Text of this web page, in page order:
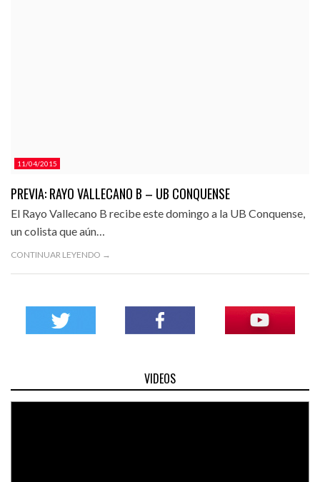
11/04/2015
PREVIA: RAYO VALLECANO B – UB CONQUENSE
El Rayo Vallecano B recibe este domingo a la UB Conquense,
un colista que aún…
CONTINUAR LEYENDO →
VIDEOS